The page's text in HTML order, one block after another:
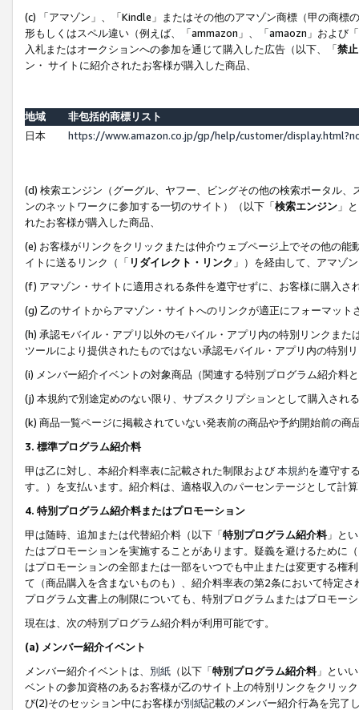
(c) 「アマゾン」、「Kindle」またはその他のアマゾン商標（甲の商
形もしくはスペル違い（例えば、「ammazon」、「amaozn」および
入札またはオークションへの参加を通じて購入した広告（以下、「禁
ン・ サイトに紹介されたお客様が購入した商品、
地域
非包括的商標リスト
日本
https://www.amazon.co.jp/gp/help/customer/
(d) 検索エンジン（グーグル、ヤフー、ビングその他の検索ポータル
ンのネットワークに参加する一切のサイト）（以下「検索エンジン 」
れたお客様が購入した商品、
(e) お客様がリンクをクリックまたは仲介ウェブページ上でその他の
イトに送るリンク（「 リダイレクト・リンク 」）を経由して、アマゾ
(f) アマゾン・サイトに適用される条件を遵守せずに、お客様に購入さ
(g) 乙のサイトからアマゾン・サイトへのリンクが適正にフォーマッ
(h) 承認モバイル・アプリ以外のモバイル・アプリ内の特別リンクま
ツールにより提供されたものではない承認モバイル・アプリ内の特別
(i) メンバー紹介イベントの対象商品（関連する特別プログラム紹介料
(j) 本規約で別途定めのない限り、サブスクリプションとして購入され
(k) 商品一覧ページに掲載されていない発表前の商品や予約開始前の商
3. 標準プログラム紹介料
甲は乙に対し、本紹介料率表に記載された制限および本規約を遵守す
す。）を支払います。紹介料は、適格収入のパーセンテージとして計
4. 特別プログラム紹介料またはプロモーション
甲は随時、追加または代替紹介料（以下「特別プログラム紹介料」と
たはプロモーションを実施することがあります。疑義を避けるために
はプロモーションの全部または一部をいつでも中止または変更する権
て（商品購入を含まないものも）、紹介料率表の第2条において特定
プログラム文書上の制限についても、特別プログラムまたはプロモー
現在は、次の特別プログラム紹介料が利用可能です。
(a) メンバー紹介イベント
メンバー紹介イベントは、 別紙 （以下「特別プログラム紹介料」とい
ベントの参加資格のあるお客様が乙のサイト上の特別リンクをクリッ
び(2)そのセッション中にお客様が別紙記載のメンバー紹介行為を完了